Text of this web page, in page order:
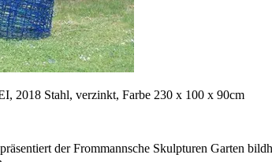
2018 Stahl, verzinkt, Farbe 230 x 100 x 90cm
der Frommannsche Skulpturen Garten